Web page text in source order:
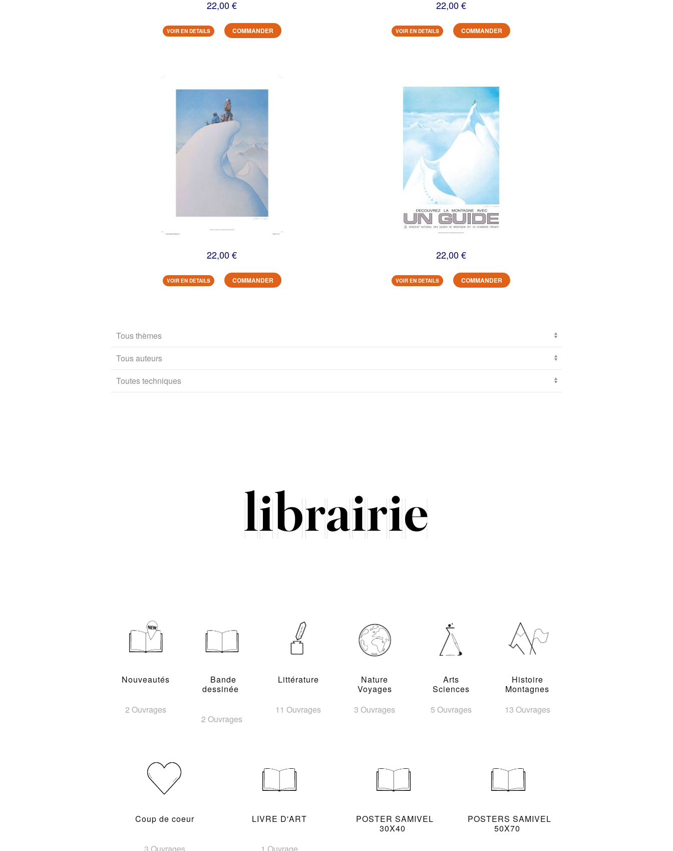
22,00 €
VOIR EN DETAILS COMMANDER
22,00 €
VOIR EN DETAILS COMMANDER
22,00 €
VOIR EN DETAILS COMMANDER
22,00 €
VOIR EN DETAILS COMMANDER
Nouveautés
2 Ouvrages
Bande
dessinée
2 Ouvrages
Littérature
11 Ouvrages
Nature
Voyages
3 Ouvrages
Arts
Sciences
5 Ouvrages
Histoire
Montagnes
13 Ouvrages
Coup de coeur
3 Ouvrages
LIVRE D'ART
1 Ouvrage
POSTER SAMIVEL
30X40
POSTERS SAMIVEL
50X70